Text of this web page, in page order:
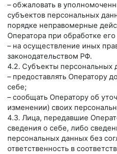
– обжаловать в
субъектов персональных
порядке неправомерные
Оператора при обработке
– на осуществление иных
законодательством РФ.
4.2. Субъекты персональных
– предоставлять Оператору
себе;
– сообщать Оператору об
изменении) своих
4.3. Лица, передавшие
сведения о себе, либо
персональных данных без
ответственность в